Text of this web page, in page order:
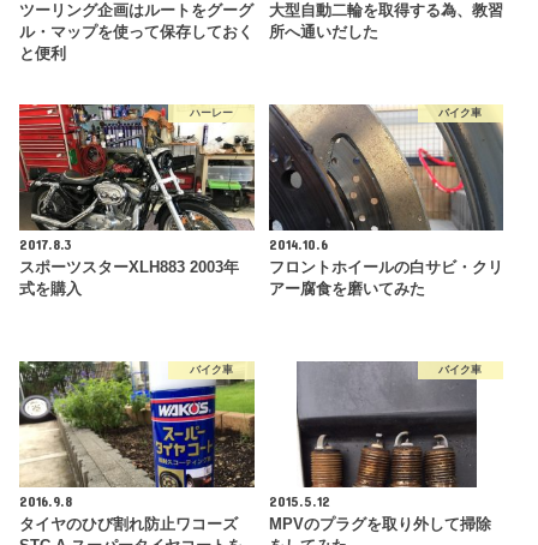
ツーリング企画はルートをグーグ
ル・マップを使って保存しておく
と便利
大型自動二輪を取得する為、教習
所へ通いだした
ハーレー
2017.8.3
スポーツスターXLH883 2003年
式を購入
バイク車
2014.10.6
フロントホイールの白サビ・クリ
アー腐食を磨いてみた
バイク車
2016.9.8
タイヤのひび割れ防止ワコーズ
バイク車
2015.5.12
MPVのプラグを取り外して掃除